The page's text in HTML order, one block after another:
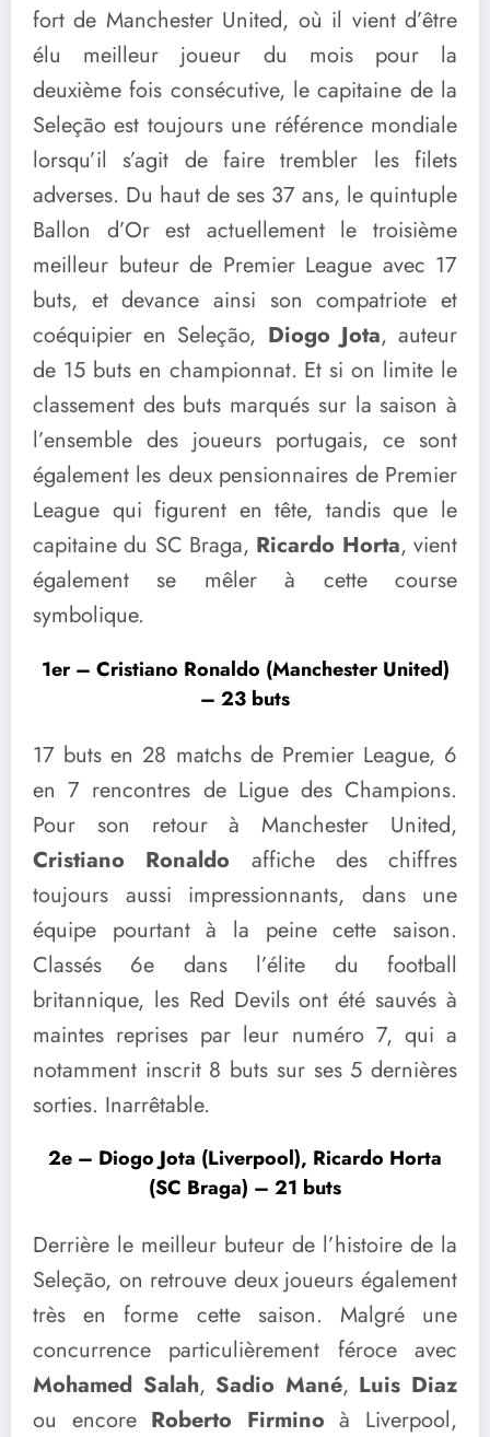
fort de Manchester United, où il vient d’être
élu meilleur joueur du mois pour la
deuxième fois consécutive, le capitaine de la
Seleção est toujours une référence mondiale
lorsqu’il s’agit de faire trembler les filets
adverses. Du haut de ses 37 ans, le quintuple
Ballon d’Or est actuellement le troisième
meilleur buteur de Premier League avec 17
buts, et devance ainsi son compatriote et
coéquipier en Seleção, Diogo Jota, auteur
de 15 buts en championnat. Et si on limite le
classement des buts marqués sur la saison à
l’ensemble des joueurs portugais, ce sont
également les deux pensionnaires de Premier
League qui figurent en tête, tandis que le
capitaine du SC Braga, Ricardo Horta, vient
également se mêler à cette course
symbolique.
1er – Cristiano Ronaldo (Manchester United)
– 23 buts
17 buts en 28 matchs de Premier League, 6
en 7 rencontres de Ligue des Champions.
Pour son retour à Manchester United,
Cristiano Ronaldo affiche des chiffres
toujours aussi impressionnants, dans une
équipe pourtant à la peine cette saison.
Classés 6e dans l’élite du football
britannique, les Red Devils ont été sauvés à
maintes reprises par leur numéro 7, qui a
notamment inscrit 8 buts sur ses 5 dernières
sorties. Inarrêtable.
2e – Diogo Jota (Liverpool), Ricardo Horta
(SC Braga) – 21 buts
Derrière le meilleur buteur de l’histoire de la
Seleção, on retrouve deux joueurs également
très en forme cette saison. Malgré une
concurrence particulièrement féroce avec
Mohamed Salah, Sadio Mané, Luis Diaz
ou encore Roberto Firmino à Liverpool,